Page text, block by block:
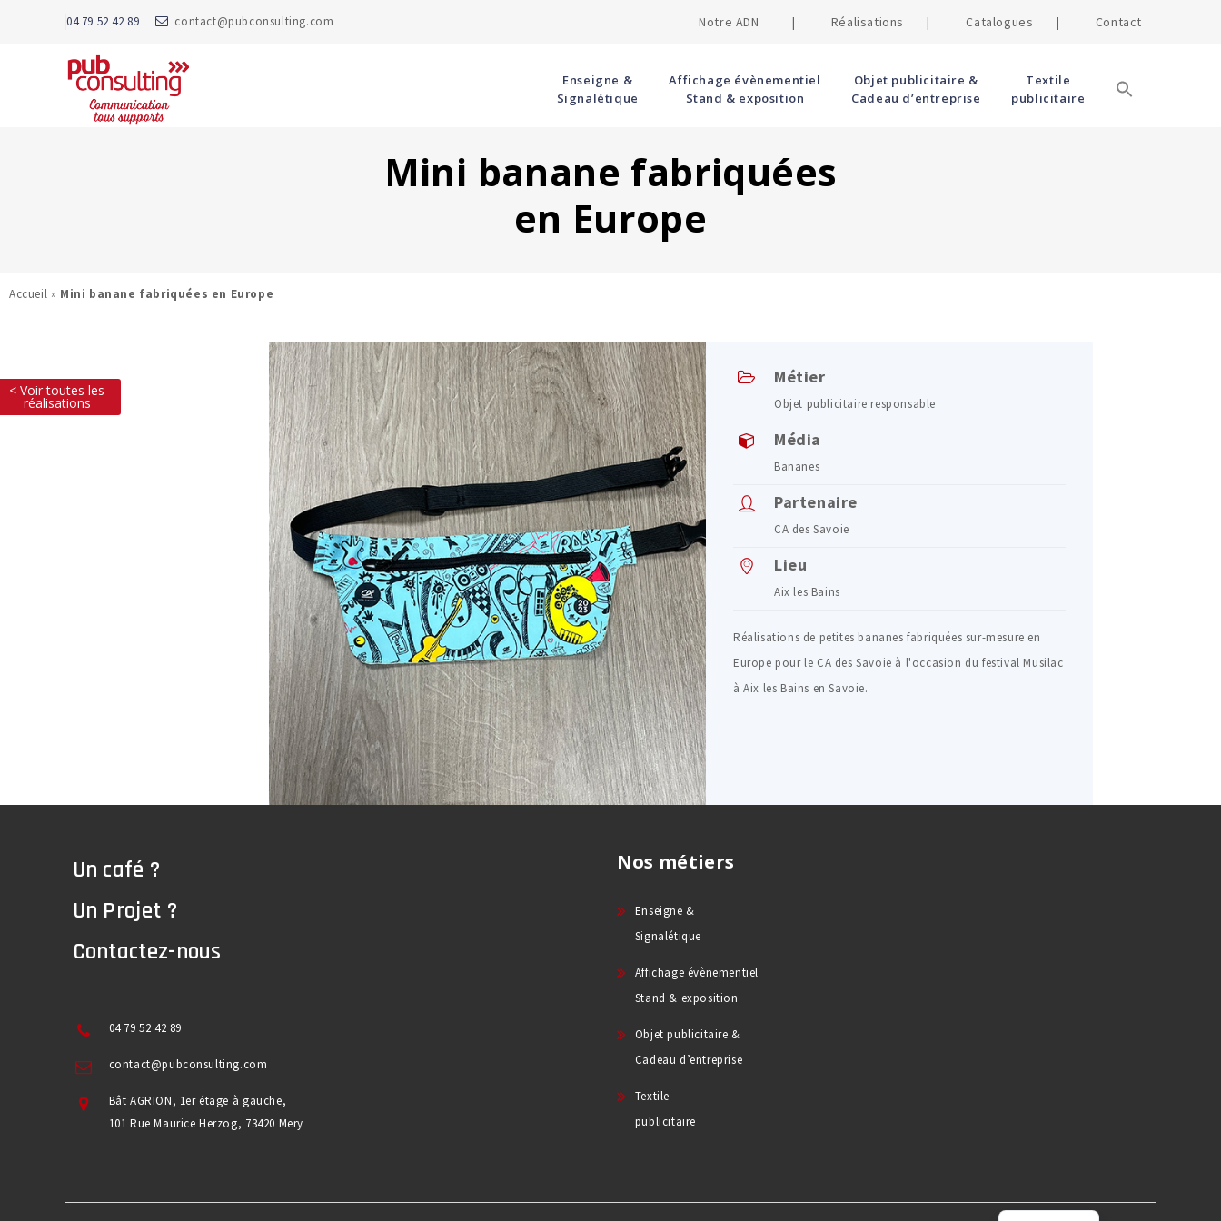
04 79 52 42 89 contact@pubconsulting.com Notre ADN | Réalisations | Catalogues | Contact
Enseigne &
Signalétique
Affichage évènementiel
Stand & exposition
Objet publicitaire &
Cadeau d’entreprise
Textile
publicitaire
Mini banane fabriquées
en Europe
Accueil » Mini banane fabriquées en Europe
< Voir toutes les
réalisations
Métier
Objet publicitaire responsable
Média
Bananes
Partenaire
CA des Savoie
Lieu
Aix les Bains
Réalisations de petites bananes fabriquées sur-mesure en
Europe pour le CA des Savoie à l'occasion du festival Musilac
à Aix les Bains en Savoie.
Un café ?
Un Projet ?
Contactez-nous
04 79 52 42 89
contact@pubconsulting.com
Bât AGRION, 1er étage à gauche,
101 Rue Maurice Herzog, 73420 Mery
Nos métiers
Enseigne &
Signalétique
Affichage évènementiel
Stand & exposition
Objet publicitaire &
Cadeau d’entreprise
Textile
publicitaire